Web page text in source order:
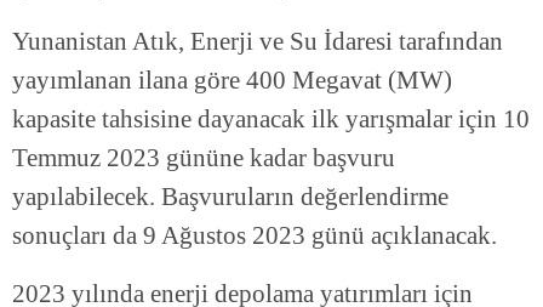
Yunanistan Atık, Enerji ve Su İdaresi tarafından
yayımlanan ilana göre 400 Megavat (MW)
kapasite tahsisine dayanacak ilk yarışmalar için 10
Temmuz 2023 gününe kadar başvuru
yapılabilecek. Başvuruların değerlendirme
sonuçları da 9 Ağustos 2023 günü açıklanacak.
2023 yılında enerji depolama yatırımları için